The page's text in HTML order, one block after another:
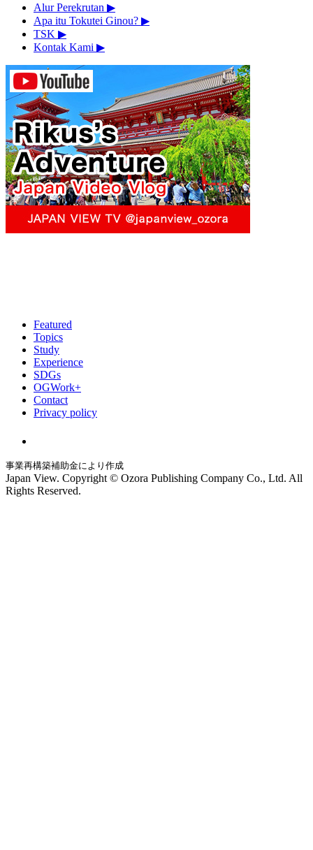
Alur Perekrutan ▶︎
Apa itu Tokutei Ginou? ▶︎
TSK ▶︎
Kontak Kami ▶︎
Featured
Topics
Study
Experience
SDGs
OGWork+
Contact
Privacy policy
事業再構築補助金により作成
Japan View. Copyright © Ozora Publishing Company Co., Ltd. All
Rights Reserved.